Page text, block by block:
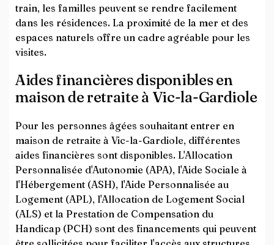
train, les familles peuvent se rendre facilement
dans les résidences. La proximité de la mer et des
espaces naturels offre un cadre agréable pour les
visites.
Aides financières disponibles en
maison de retraite à Vic-la-Gardiole
Pour les personnes âgées souhaitant entrer en
maison de retraite à Vic-la-Gardiole, différentes
aides financières sont disponibles. L'Allocation
Personnalisée d'Autonomie (APA), l'Aide Sociale à
l'Hébergement (ASH), l'Aide Personnalisée au
Logement (APL), l'Allocation de Logement Social
(ALS) et la Prestation de Compensation du
Handicap (PCH) sont des financements qui peuvent